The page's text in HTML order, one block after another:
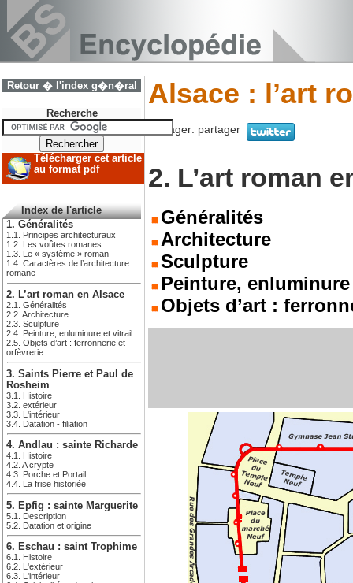
Retour � l'index g�n�ral
Recherche
Télécharger cet article
au format pdf
Index de l'article
1. Généralités
1.1. Principes architecturaux
1.2. Les voûtes romanes
1.3. Le « système » roman
1.4. Caractères de l’architecture
romane
2. L’art roman en Alsace
2.1. Généralités
2.2. Architecture
2.3. Sculpture
2.4. Peinture, enluminure et vitrail
2.5. Objets d’art : ferronnerie et
orfèvrerie
3. Saints Pierre et Paul de
Rosheim
3.1. Histoire
3.2. extérieur
3.3. L'intérieur
3.4. Datation - filiation
4. Andlau : sainte Richarde
4.1. Histoire
4.2. A crypte
4.3. Porche et Portail
4.4. La frise historiée
5. Epfig : sainte Marguerite
5.1. Description
5.2. Datation et origine
6. Eschau : saint Trophime
6.1. Histoire
6.2. L'extérieur
6.3. L'intérieur
Alsace : l’art
Partager: partager
2. L’art roman
Généralités
Architecture
Sculpture
Peinture,
Objets d’art :